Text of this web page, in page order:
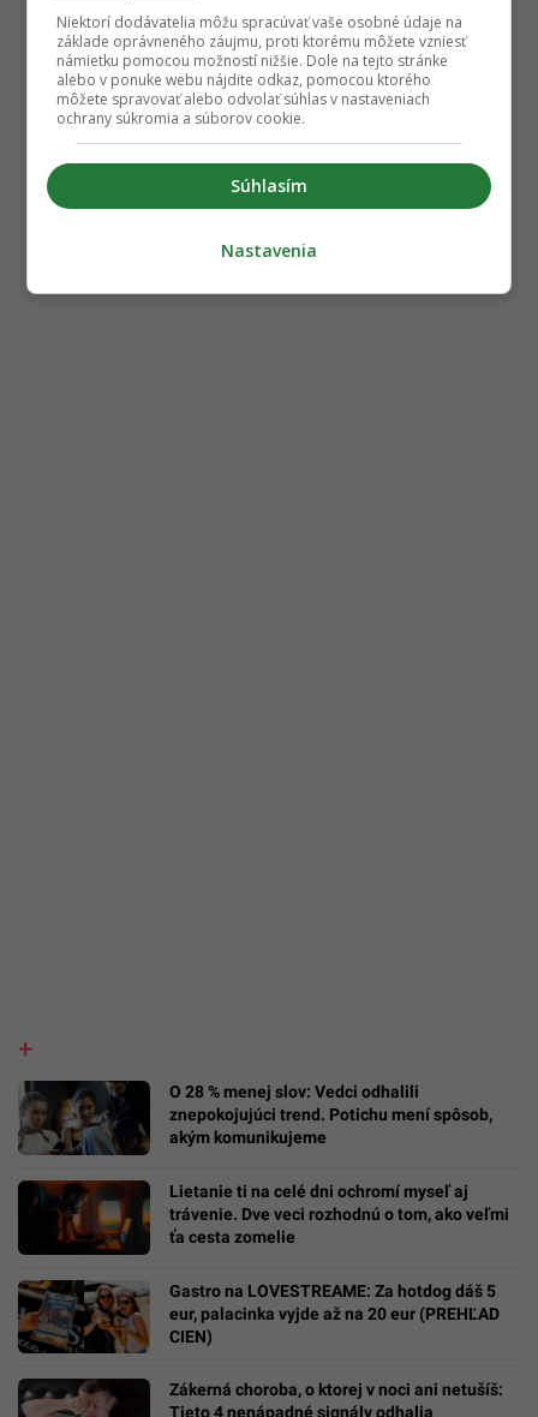
O 28 % menej slov: Vedci odhalili
znepokojujúci trend. Potichu mení spôsob,
akým komunikujeme
Lietanie ti na celé dni ochromí myseľ aj
trávenie. Dve veci rozhodnú o tom, ako veľmi
ťa cesta zomelie
Gastro na LOVESTREAME: Za hotdog dáš 5
eur, palacinka vyjde až na 20 eur (PREHĽAD
CIEN)
Zákerná choroba, o ktorej v noci ani netušíš:
Tieto 4 nenápadné signály odhalia
Niektorí dodávatelia môžu spracúvať vaše osobné údaje na
základe oprávneného záujmu, proti ktorému môžete vzniesť
námietku pomocou možností nižšie. Dole na tejto stránke
alebo v ponuke webu nájdite odkaz, pomocou ktorého
môžete spravovať alebo odvolať súhlas v nastaveniach
ochrany súkromia a súborov cookie.
Súhlasím
Nastavenia